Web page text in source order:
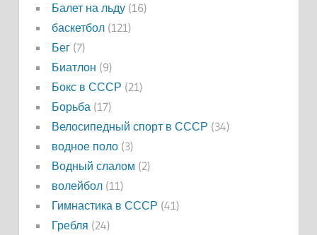
Балет на льду(16)
баскетбол(121)
Бег(7)
Биатлон (9)
Бокс в СССР (21)
Борьба(17)
Велосипедный спорт в СССР (34)
водное поло(3)
Водный слалом (2)
волейбол(11)
Гимнастика в СССР (41)
Гребля (24)